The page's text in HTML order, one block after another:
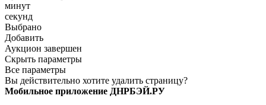
минут
секунд
Выбрано
Добавить
Аукцион завершен
Скрыть параметры
Все параметры
Вы действительно хотите удалить страницу?
Мобильное приложение ДНРБЭЙ.РУ